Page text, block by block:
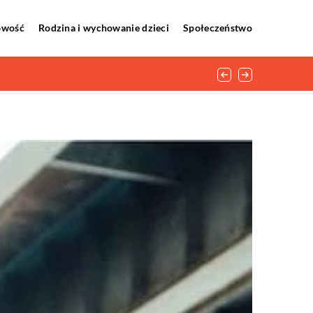
Rodzina i wychowanie dzieci Społeczeństwo